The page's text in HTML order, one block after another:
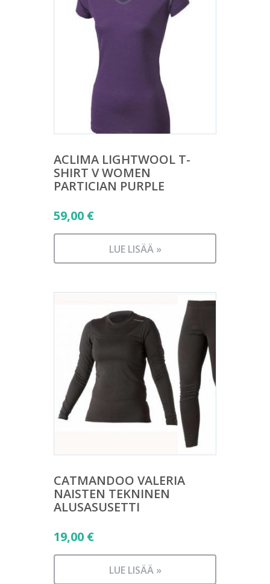
ACLIMA LIGHTWOOL T-
SHIRT V WOMEN
PARTICIAN PURPLE
59,00 €
LUE LISÄÄ »
CATMANDOO VALERIA
NAISTEN TEKNINEN
ALUSASUSETTI
19,00 €
LUE LISÄÄ »